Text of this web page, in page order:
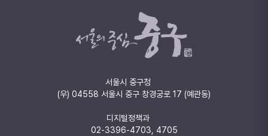
서울시 중구청
(우) 04558 서울시 중구 창경궁로 17 (예관동)
디지털정책과
02-3396-4703, 4705